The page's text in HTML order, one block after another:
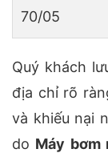
70/05
Quý khách
địa chỉ rõ
và khiếu nại
do Máy bơm